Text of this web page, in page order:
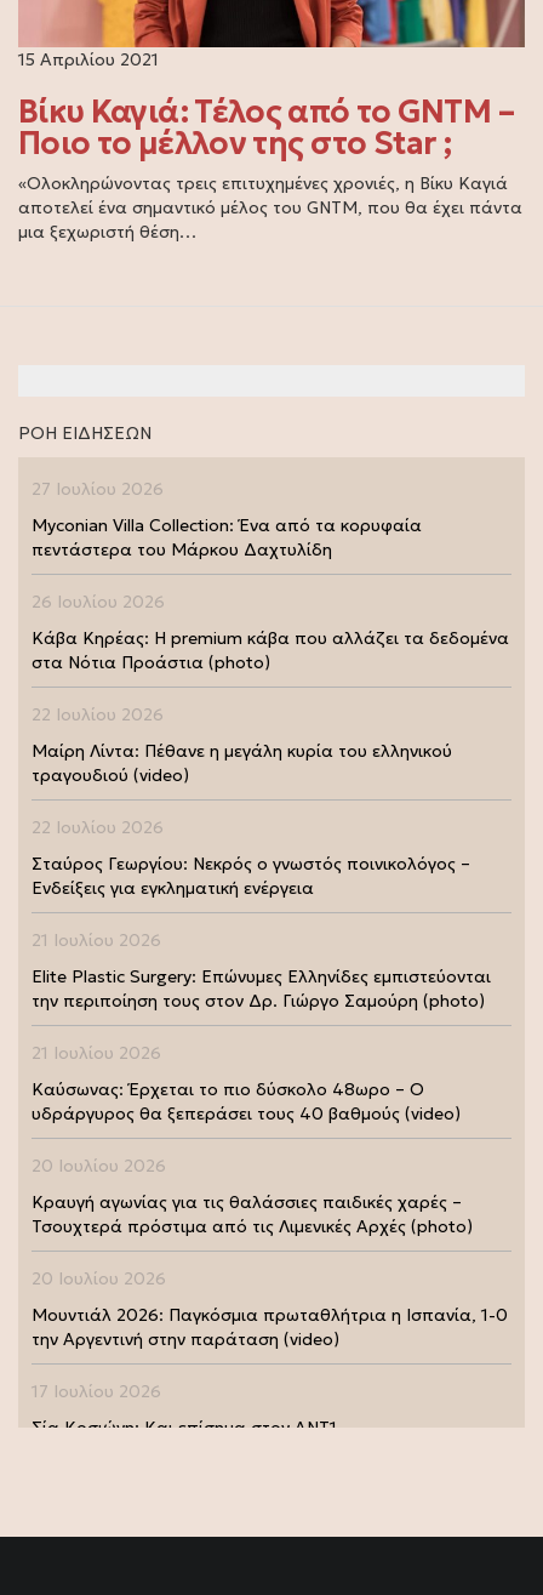
15 Απριλίου 2021
Βίκυ Καγιά: Τέλος από το GNTM –
Ποιο το μέλλον της στο Star ;
«Ολοκληρώνοντας τρεις επιτυχημένες χρονιές, η Βίκυ Καγιά
αποτελεί ένα σημαντικό μέλος του GNTM, που θα έχει πάντα
μια ξεχωριστή θέση…
ΡΟΗ ΕΙΔΗΣΕΩΝ
27 Ιουλίου 2026
Myconian Villa Collection: Ένα από τα κορυφαία
πεντάστερα του Μάρκου Δαχτυλίδη
26 Ιουλίου 2026
Κάβα Κηρέας: Η premium κάβα που αλλάζει τα δεδομένα
στα Νότια Προάστια (photo)
22 Ιουλίου 2026
Μαίρη Λίντα: Πέθανε η μεγάλη κυρία του ελληνικού
τραγουδιού (video)
22 Ιουλίου 2026
Σταύρος Γεωργίου: Νεκρός ο γνωστός ποινικολόγος –
Ενδείξεις για εγκληματική ενέργεια
21 Ιουλίου 2026
Elite Plastic Surgery: Επώνυμες Ελληνίδες εμπιστεύονται
την περιποίηση τους στον Δρ. Γιώργο Σαμούρη (photo)
21 Ιουλίου 2026
Καύσωνας: Έρχεται το πιο δύσκολο 48ωρο – Ο
υδράργυρος θα ξεπεράσει τους 40 βαθμούς (video)
20 Ιουλίου 2026
Κραυγή αγωνίας για τις θαλάσσιες παιδικές χαρές –
Τσουχτερά πρόστιμα από τις Λιμενικές Αρχές (photo)
20 Ιουλίου 2026
Μουντιάλ 2026: Παγκόσμια πρωταθλήτρια η Ισπανία, 1-0
την Αργεντινή στην παράταση (video)
17 Ιουλίου 2026
Σία Κοσιώνη: Και επίσημα στον ΑΝΤ1
της Μάρως Κοντού (photo)